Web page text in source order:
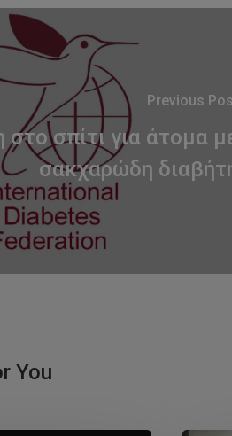
Previous
σπίτι για άτομα
σακχαρώδη
You